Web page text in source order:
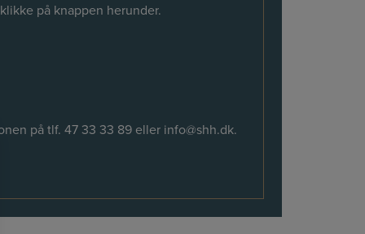
på knappen herunder.
på tlf. 47 33 33 89 eller info@shh.dk.